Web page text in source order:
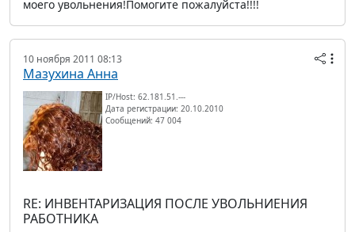
моего увольнения!Помогите пожалуйста!!!!
10 ноября 2011 08:13
Мазухина Анна
IP/Host: 62.181.51.---
Дата регистрации: 20.10.2010
Сообщений: 47 004
RE: ИНВЕНТАРИЗАЦИЯ ПОСЛЕ УВОЛЬНИЕНИЯ
РАБОТНИКА